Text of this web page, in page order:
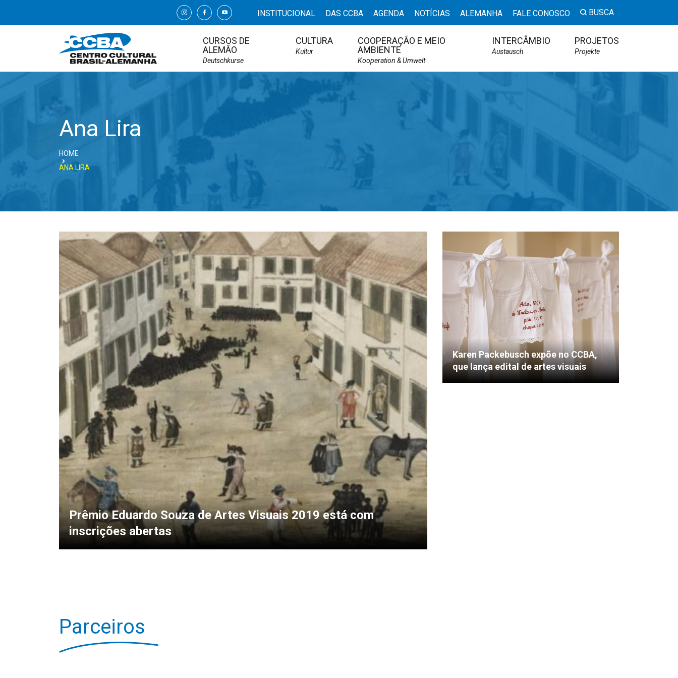
INSTITUCIONAL DAS CCBA AGENDA NOTÍCIAS ALEMANHA FALE CONOSCO BUSCA
CURSOS DE
ALEMÃO
Deutschkurse
CULTURA
Kultur
COOPERAÇÃO E MEIO
AMBIENTE
Kooperation & Umwelt
INTERCÂMBIO
Austausch
PROJETOS
Projekte
Ana Lira
HOME
ANA LIRA
Prêmio Eduardo Souza de Artes Visuais 2019 está com
inscrições abertas
Karen Packebusch expõe no CCBA,
que lança edital de artes visuais
Parceiros